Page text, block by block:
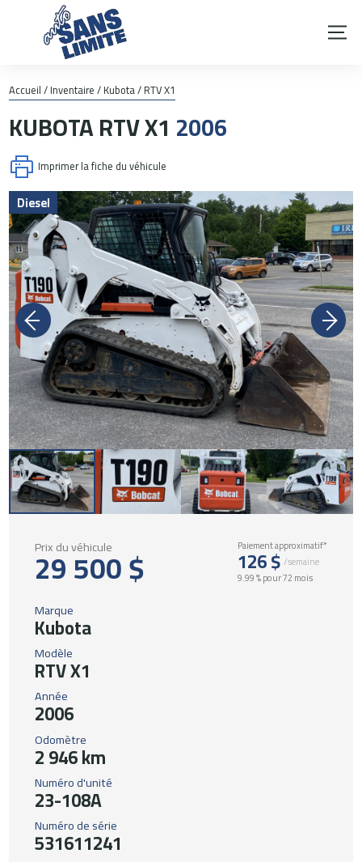
Accueil/Inventaire/Kubota/RTV X1
KUBOTARTV X1 2006
Imprimer la fiche du véhicule
Diesel
Prix du véhicule
29 500 $ Paiement approximatif*
126 $/semaine
9.99 % pour 72 mois
Marque
Kubota
Modèle
RTV X1
Année
2006
Odomètre
2 946 km
Numéro d'unité
23-108A
Numéro de série
531611241